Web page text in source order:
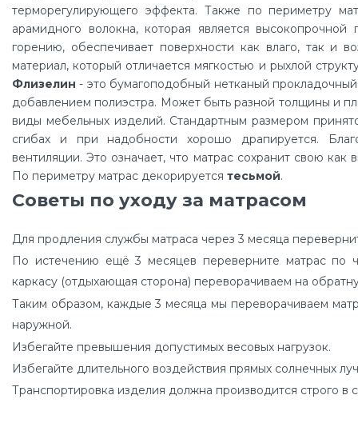
терморегулирующего эффекта. Также по периметру
арамидного волокна, которая является
горению, обеспечивает поверхности как влаго, так и
материал, который отличается мягкостью и рыхлой
Флизелин- это бумагоподобный нетканый
добавлением полиэстра. Может быть разной толщины и
виды мебельных изделий. Стандартным размером
сгибах и при надобности хорошо драпируется.
вентиляции. Это означает, что матрас сохранит свою
По периметру матрас декорируется тесьмой.
Советы по уходу за матрасом
Для продления службы матраса через 3 месяца
По истечению ещё 3 месяцев переверните матрас по
каркасу (отдыхающая сторона) переворачиваем на
Таким образом, каждые 3 месяца мы переворачиваем
наружной.
Избегайте превышения допустимых весовых нагрузок.
Избегайте длительного воздействия прямых солнечных
Транспортировка изделия должна производится строго в